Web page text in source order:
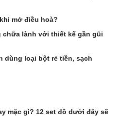
mở điều hoà?
chữa lành với thiết kế gần gũi
dùng loại bột rẻ tiền, sạch
mặc gì? 12 set đồ dưới đây sẽ